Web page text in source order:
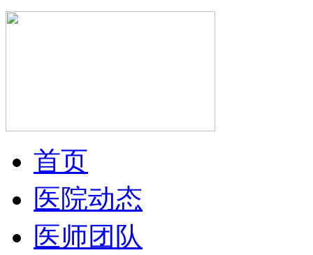
首页
医院动态
医师团队